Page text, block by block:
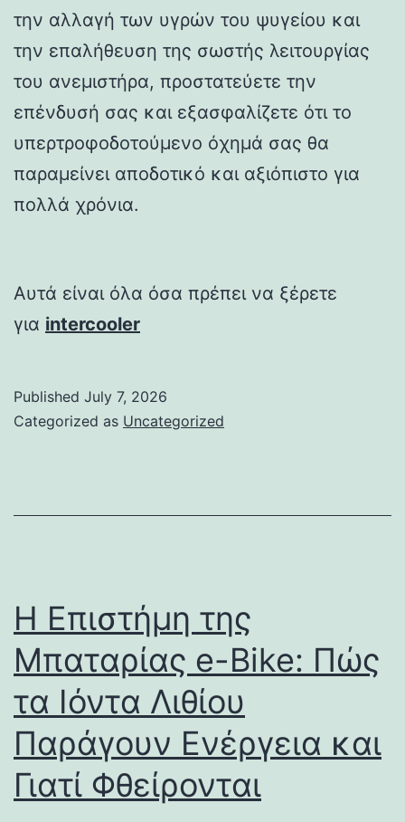
την αλλαγή των υγρών του ψυγείου και
την επαλήθευση της σωστής λειτουργίας
του ανεμιστήρα, προστατεύετε την
επένδυσή σας και εξασφαλίζετε ότι το
υπερτροφοδοτούμενο όχημά σας θα
παραμείνει αποδοτικό και αξιόπιστο για
πολλά χρόνια.
Αυτά είναι όλα όσα πρέπει να ξέρετε
για intercooler
Published July 7, 2026
Categorized as Uncategorized
Η Επιστήμη της
Μπαταρίας e-Bike: Πώς
τα Ιόντα Λιθίου
Παράγουν Ενέργεια και
Γιατί Φθείρονται